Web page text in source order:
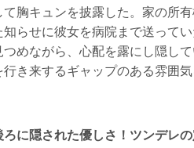
て胸キュンを披露した。家の所
らせに彼女を病院まで送って
めながら、心配を露にし隠し
き来するギャップのある雰囲気
ろに隠された優しさ！ツンデレ